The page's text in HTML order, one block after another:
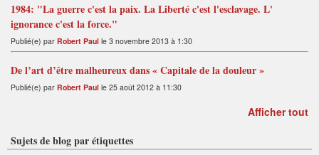
1984: "La guerre c'est la paix. La Liberté c'est l'esclavage. L'
ignorance c'est la force."
Publié(e) par Robert Paul le 3 novembre 2013 à 1:30
De l’art d’être malheureux dans « Capitale de la douleur »
Publié(e) par Robert Paul le 25 août 2012 à 11:30
Afficher tout
Sujets de blog par étiquettes